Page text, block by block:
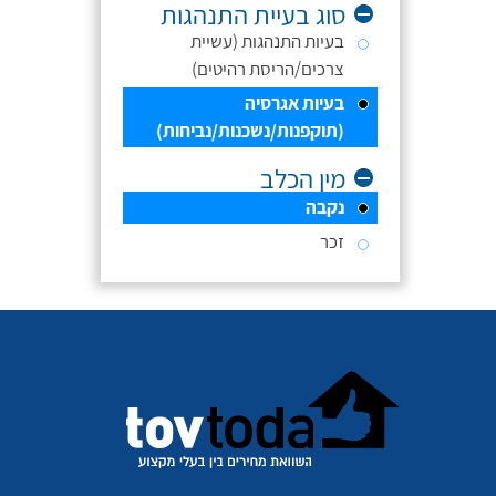
סוג בעיית התנהגות
בעיות התנהגות (עשיית
צרכים/הריסת רהיטים)
בעיות אגרסיה
(תוקפנות/נשכנות/נביחות)
מין הכלב
נקבה
זכר